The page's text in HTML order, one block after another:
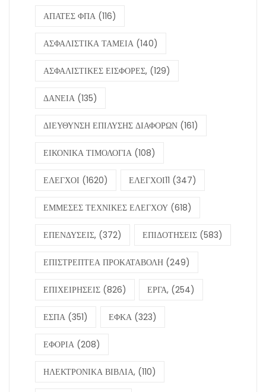
ΑΠΑΤΕΣ ΦΠΑ (116)
ΑΣΦΑΛΙΣΤΙΚΑ ΤΑΜΕΙΑ (140)
ΑΣΦΑΛΙΣΤΙΚΕΣ ΕΙΣΦΟΡΕΣ, (129)
ΔΑΝΕΙΑ (135)
ΔΙΕΥΘΥΝΣΗ ΕΠΙΛΥΣΗΣ ΔΙΑΦΟΡΩΝ (161)
ΕΙΚΟΝΙΚΑ ΤΙΜΟΛΟΓΙΑ (108)
ΕΛΕΓΧΟΙ (1620) ΕΛΕΓΧΟΙ11 (347)
ΕΜΜΕΣΕΣ ΤΕΧΝΙΚΕΣ ΕΛΕΓΧΟΥ (618)
ΕΠΕΝΔΥΣΕΙΣ, (372) ΕΠΙΔΟΤΗΣΕΙΣ (583)
ΕΠΙΣΤΡΕΠΤΕΑ ΠΡΟΚΑΤΑΒΟΛΗ (249)
ΕΠΙΧΕΙΡΗΣΕΙΣ (826) ΕΡΓΑ, (254)
ΕΣΠΑ (351) ΕΦΚΑ (323)
ΕΦΟΡΙΑ (208)
ΗΛΕΚΤΡΟΝΙΚΑ ΒΙΒΛΙΑ, (110)